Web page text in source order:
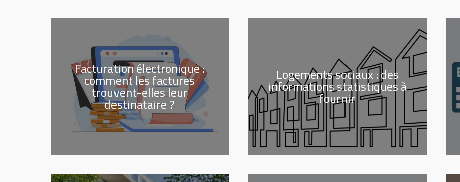
Facturation électronique :
comment les factures
trouvent-elles leur
destinataire ?
Logements sociaux : des
informations statistiques à
fournir